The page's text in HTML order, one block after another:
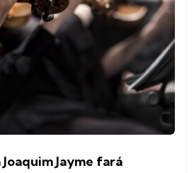
Jayme fará